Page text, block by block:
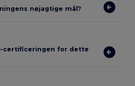
nøjagtige mål?
certificeringen for dette